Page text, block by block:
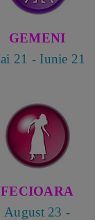
GEMENI
21 - Iunie 21
FECIOARA
August 23 -